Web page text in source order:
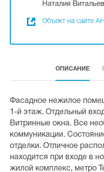
Наталия
Объект на сайте
ОПИСАНИЕ
Фасадное нежилое
1-й этаж. Отдельный
Витринные окна. Все
коммуникации.
отделки. Отличное
находится при входе в
жилой комплекс, метро